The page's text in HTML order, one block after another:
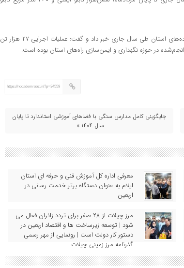
چشمه‌خاور همچنین از نصب هشت و نیم کیلومتر نیوجرسی در جاده‌های استان طی سال جاری خبر داد و گفت: عملیات اجرایی ۲۷ هزار تن
https://nodademrooz.ir/?p=34559
جایگزینی کامل مدارس سنگی با فضاهای آموزشی استاندارد تا پایان
سال ۱۴۰۴ »
معرفی اداره کل آموزش فنی و حرفه‌ ای استان
ایلام به‌ عنوان دستگاه برتر خدمت‌ رسانی در
اربعین
مرز چیلات از ۲۸ صفر برای تردد زائران فعال می‌
شود | توسعه زیرساخت‌ ها و اقتصاد اربعین در
دستور کار دولت است | رونمایی از مهر رسمی
گذرنامه مرز زمینی چیلات